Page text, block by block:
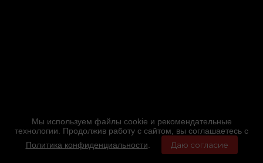
Мы используем файлы cookie и рекомендательные
технологии. Продолжив работу с сайтом, вы соглашаетесь с
Политика конфиденциальности
Даю согласие